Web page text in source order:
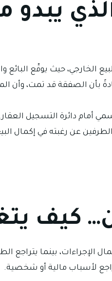
الذي
الخارجي، حيث يوقّع
بأن الصفقة قد تمت، وأن
دائرة التسجيل العقاري،
عن رغبته في إكمال
كيف
الإجراءات، بينما يتراجع
لأسباب مالية أو شخصية.